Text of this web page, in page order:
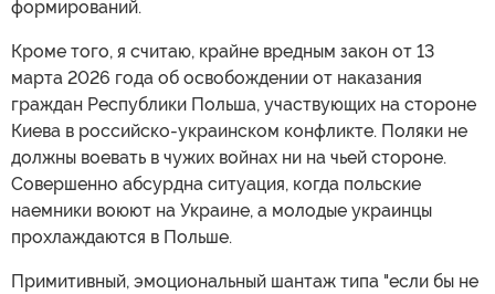
формирований.
Кроме того, я считаю, крайне вредным закон от 13
марта 2026 года об освобождении от наказания
граждан Республики Польша, участвующих на стороне
Киева в российско-украинском конфликте. Поляки не
должны воевать в чужих войнах ни на чьей стороне.
Совершенно абсурдна ситуация, когда польские
наемники воюют на Украине, а молодые украинцы
прохлаждаются в Польше.
Примитивный, эмоциональный шантаж типа "если бы не